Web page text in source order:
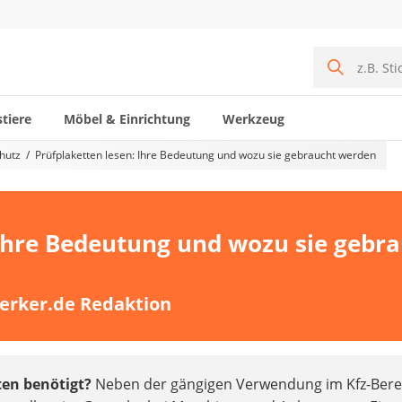
Möbel & Einrichtung Werkzeug
Prüfplaketten lesen: Ihre Bedeutung und wozu sie gebraucht werden
Bedeutung und wozu sie
Redaktion
benötigt? Neben der gängigen Verwendung im Kfz-